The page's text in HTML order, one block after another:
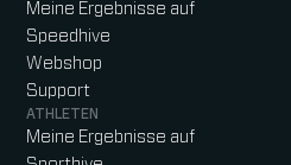
Meine Ergebnisse auf
Speedhive
Webshop
Support
ATHLETEN
Meine Ergebnisse auf